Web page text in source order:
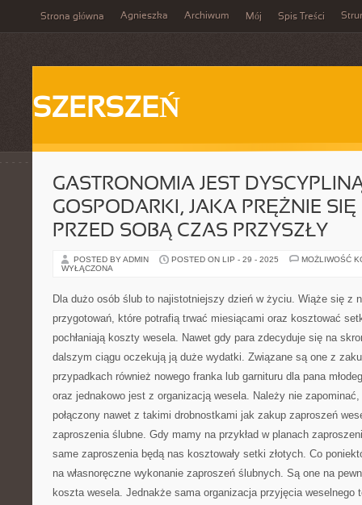
Strona główna Agnieszka Archiwum Mój Spis Treści
SZERSZEŃ
GASTRONOMIA JEST
GOSPODARKI, JAKA PRĘŻNIE
PRZED SOBĄ CZAS PRZYSZŁY
POSTED BY ADMIN POSTED ON LIP - 29 - 2025
MOŻLIWOŚĆ
WYŁĄCZONA
Dla dużo osób ślub to najistotniejszy dzień w życiu. Wiąże się z
przygotowań, które potrafią trwać miesiącami oraz kosztować
pochłaniają koszty wesela. Nawet gdy para zdecyduje się na
dalszym ciągu oczekują ją duże wydatki. Związane są one z
przypadkach również nowego franka lub garnituru dla pana
oraz jednakowo jest z organizacją wesela. Należy nie
połączony nawet z takimi drobnostkami jak zakup zaproszeń
zaproszenia ślubne. Gdy mamy na przykład w planach
same zaproszenia będą nas kosztowały setki złotych. Co
na własnoręczne wykonanie zaproszeń ślubnych. Są one na
koszta wesela. Jednakże sama organizacja przyjęcia weselnego